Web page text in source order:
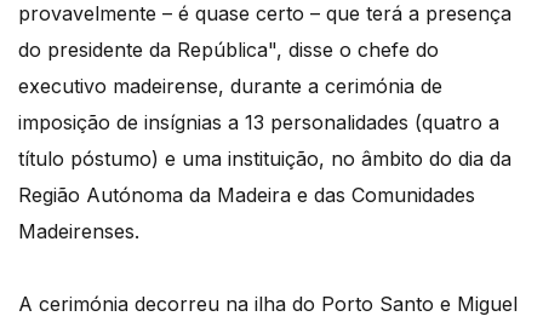
provavelmente – é quase certo – que terá a presença
do presidente da República", disse o chefe do
executivo madeirense, durante a cerimónia de
imposição de insígnias a 13 personalidades (quatro a
título póstumo) e uma instituição, no âmbito do dia da
Região Autónoma da Madeira e das Comunidades
Madeirenses.
A cerimónia decorreu na ilha do Porto Santo e Miguel